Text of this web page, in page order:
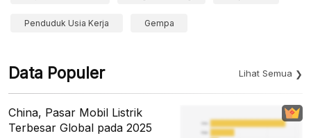
Penduduk Usia Kerja Gempa
Data Populer Lihat Semua
China, Pasar Mobil Listrik
Terbesar Global pada 2025